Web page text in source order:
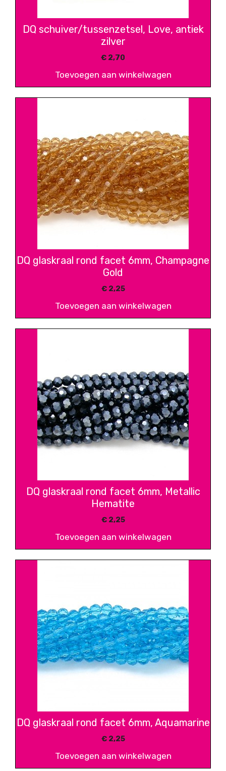
DQ schuiver/tussenzetsel, Love, antiek
zilver
€ 2,70
Toevoegen aan winkelwagen
DQ glaskraal rond facet 6mm, Champagne
Gold
€2,25
Toevoegen aan winkelwagen
DQ glaskraal rond facet 6mm, Metallic
Hematite
€2,25
Toevoegen aan winkelwagen
DQ glaskraal rond facet 6mm, Aquamarine
€2,25
Toevoegen aan winkelwagen